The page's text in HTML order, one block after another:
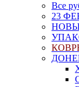
Все
23